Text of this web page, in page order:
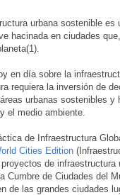
urbana sostenible
hacinada en ciudades
en día sobre la
requiera la inversión de
urbanas sostenibles
el medio ambiente.
de Infraestructura
Cities Edition
de
Cumbre de Ciudades del
de las grandes ciudades